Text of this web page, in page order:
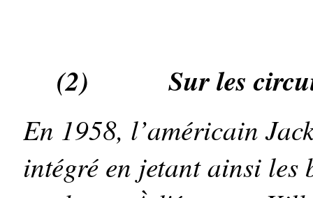
(2) Sur les
En 1958, l’américain
intégré en jetant ainsi